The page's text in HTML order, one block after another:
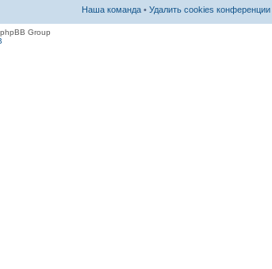
Наша команда • Удалить cookies конференции
Group